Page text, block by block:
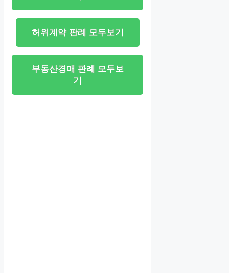
허위계약 판례 모두보기
부동산경매 판례 모두보
기